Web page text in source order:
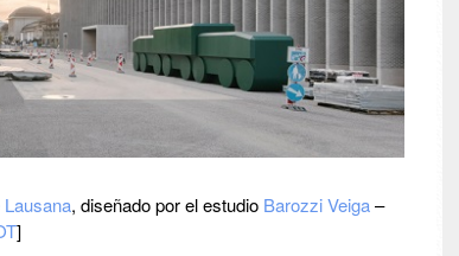
, diseñado por el estudio Barozzi Veiga–
]